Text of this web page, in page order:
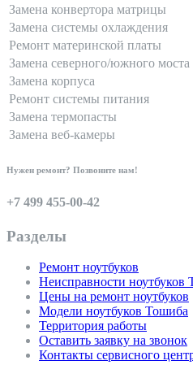
Замена конвертора матрицы
Замена системы охлаждения
Ремонт материнской платы
Замена северного/южного моста
Замена корпуса
Ремонт системы питания
Замена термопасты
Замена веб-камеры
Нужен ремонт? Позвоните нам!
+7 499 455-00-42
Разделы
Ремонт ноутбуков
Неисправности ноутбуков
Цены на ремонт ноутбуков
Модели ноутбуков Тошиба
Территория работы
Оставить заявку на звонок
Контакты сервисного